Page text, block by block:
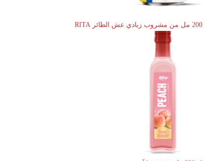
200 مل من مشروب زبادي عش الطائر RITA